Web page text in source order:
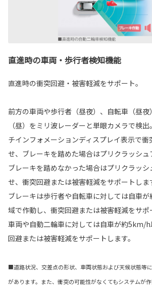
直進時の車両・歩行者検知機能
直進時の衝突回避・被害軽減をサポート。
前方の車両や歩行者（昼夜）、自転車（昼夜
（昼）をミリ波レーダーと単眼カメラで検
チインフォメーションディスプレイ表示で衝
せ、ブレーキを踏めた場合はプリクラッシュ
ブレーキを踏めなかった場合はプリクラッ
せ、衝突回避または被害軽減をサポートしま
ブレーキは歩行者や自転車に対しては自車
域で作動し、衝突回避または被害軽減をサポ
車両や自動二輪車に対しては自車が約5km/
回避または被害軽減をサポートします。
■道路状況、交差点の形状、車両状態および天候状態等
があります。また、衝突の可能性がなくてもシステムが